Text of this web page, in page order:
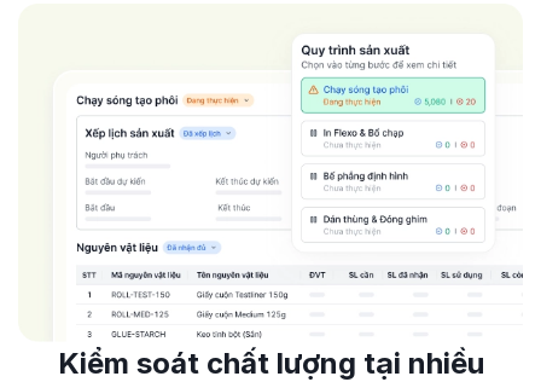
Kiểm soát chất lượng tại nhiều